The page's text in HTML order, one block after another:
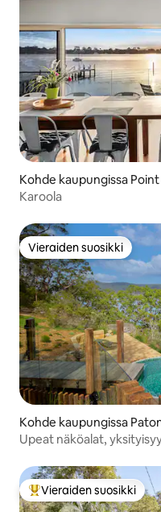
Kohde kaupungissa
Karoola
Vieraiden suosikki
Vieraiden suosikki
Kohde kaupungissa
Upeat näköalat,
Vieraiden suosikkien
Vieraiden suosikki